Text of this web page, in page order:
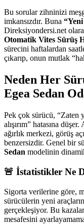
Bu sorular zihninizi
imkansızdır. Buna
Direksiyondersi.net
Otomatik Vites Sürüş
sürecini haftalardan
çıkarıp, onun mutlak
Neden Her
Egea Sedan
Pek çok sürücü, “Zaten
alışırım” hatasına
ağırlık merkezi, görüş
benzersizdir. Genel bir
Sedan modelinin
🚨 İstatistikler Ne
Sigorta verilerine göre,
sürücülerin yeni
gerçekleşiyor. Bu
mesafesini ayarlayamama